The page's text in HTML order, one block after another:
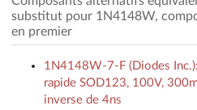
substitut pour 1N4148W,
en premier
1N4148W-7-F (Diodes
rapide SOD123, 100V,
inverse de 4ns